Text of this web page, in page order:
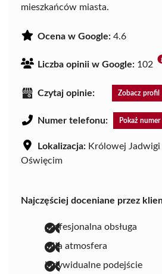
mieszkańców miasta.
Ocena w Google: 4.6
Liczba opinii w Google: 102
Czytaj opinie: Zobacz profil
Numer telefonu: Pokaż numer
Lokalizacja: Królowej
Oświęcim
Najczęściej doceniane przez
profesjonalna obsługa
miła atmosfera
indywidualne podejście